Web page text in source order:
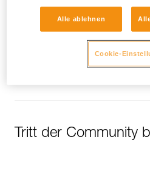
und auf dem Laufenden bleiben
Tritt der Community
Alle ablehnen
Cookie-